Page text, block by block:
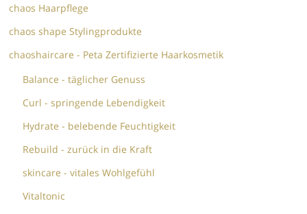
chaos Haarpflege
chaos shape Stylingprodukte
chaoshaircare - Peta Zertifizierte Haarkosmetik
Balance - täglicher Genuss
Curl - springende Lebendigkeit
Hydrate - belebende Feuchtigkeit
Rebuild - zurück in die Kraft
skincare - vitales Wohlgefühl
Vitaltonic